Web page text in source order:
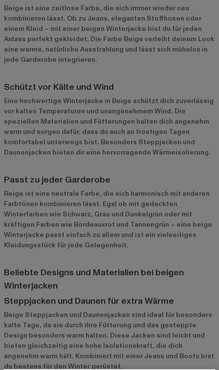
Beige ist eine zeitlose Farbe, die sich immer wieder neu
kombinieren lässt. Ob zu Jeans, eleganten Stoffhosen oder
einem Kleid – mit einer beigen Winterjacke bist du für jeden
Anlass perfekt gekleidet. Die Farbe Beige verleiht deinem Look
eine warme, natürliche Ausstrahlung und lässt sich mühelos in
jede Garderobe integrieren.
Schützt vor Kälte und Wind
Eine hochwertige Winterjacke in Beige schützt dich zuverlässig
vor kalten Temperaturen und unangenehmem Wind. Die
speziellen Materialien und Fütterungen halten dich angenehm
warm und sorgen dafür, dass du auch an frostigen Tagen
komfortabel unterwegs bist. Besonders Steppjacken und
Daunenjacken bieten dir eine hervorragende Wärmeisolierung.
Passt zu jeder Garderobe
Beige ist eine neutrale Farbe, die sich harmonisch mit anderen
Farbtönen kombinieren lässt. Egal ob mit gedeckten
Winterfarben wie Schwarz, Grau und Dunkelgrün oder mit
kräftigen Farben wie Bordeauxrot und Tannengrün – eine beige
Winterjacke passt einfach zu allem und ist ein vielseitiges
Kleidungsstück für jede Gelegenheit.
Beliebte Designs und Materialien bei beigen
Winterjacken
Steppjacken und Daunen für extra Wärme
Beige Steppjacken und Daunenjacken sind ideal für besonders
kalte Tage, da sie durch ihre Fütterung und das gesteppte
Design besonders warm halten. Diese Jacken sind leicht und
bieten gleichzeitig eine hohe Isolationskraft, die dich
angenehm warm hält. Kombiniert mit einer Jeans und Boots bist
du bestens für den Winter gerüstet.